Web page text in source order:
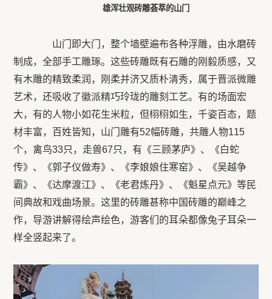
雄浑壮观砖雕荟萃的山门
山门即大门，整个墙壁遍布各种浮雕，由水磨砖
制成，全部手工雕琢。这些砖雕既有石雕的刚毅质感，又
有木雕的精致柔润，刚柔并济又质朴清秀，属于晋派微雕
艺术，还吸收了徽派精巧玲珑的雕刻工艺。有的场面宏
大，有的人物小如花生米粒，但栩栩如生，千姿百态，题
材丰富，百姓皆知，山门雕有52幅砖雕，共雕人物115
个，禽鸟33只，走兽67只，有《三顾茅庐》、《白蛇
传》、《郭子仪做寿》、《李娘娘住寒窑》、《吴越争
霸》、《达摩渡江》、《老君炼丹》、《魁星点元》等民
间典故和戏曲场景。这里的砖雕甚称中国砖雕的巅峰之
作，导游讲解得绘声绘色，游客们的耳朵都像兔子耳朵一
样全竖起来了。